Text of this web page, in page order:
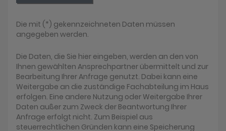
Die mit (*) gekennzeichneten Daten müssen
angegeben werden.
Die Daten, die Sie hier eingeben, werden an den von
Ihnen gewählten Ansprechpartner übermittelt und zur
Bearbeitung Ihrer Anfrage genutzt. Dabei kann eine
Weitergabe an die zuständige Fachabteilung im Haus
erfolgen. Eine andere Nutzung oder Weitergabe Ihrer
Daten außer zum Zweck der Beantwortung Ihrer
Anfrage erfolgt nicht. Zum Beispiel aus
steuerrechtlichen Gründen kann eine Speicherung